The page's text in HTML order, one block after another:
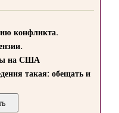
конфликта.
на США
такая: обещать и